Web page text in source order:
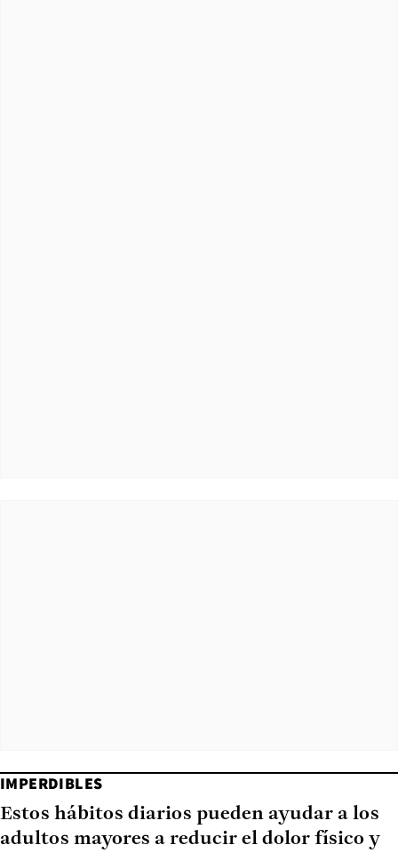
IMPERDIBLES
Estos hábitos diarios pueden ayudar a los
adultos mayores a reducir el dolor físico y